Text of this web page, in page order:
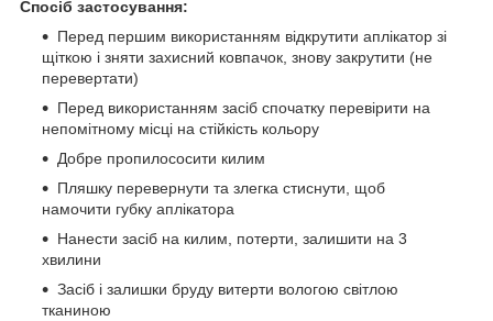
Спосіб застосування:
Перед першим використанням відкрутити аплікатор зі
щіткою і зняти захисний ковпачок, знову закрутити (не
перевертати)
Перед використанням засіб спочатку перевірити на
непомітному місці на стійкість кольору
Добре пропилососити килим
Пляшку перевернути та злегка стиснути, щоб
намочити губку аплікатора
Нанести засіб на килим, потерти, залишити на 3
хвилини
Засіб і залишки бруду витерти вологою світлою
тканиною